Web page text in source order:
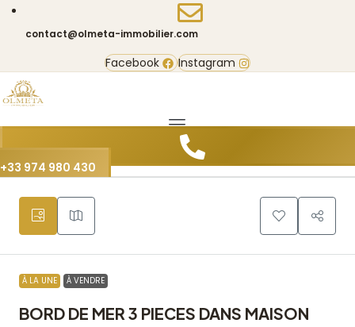
contact@olmeta-immobilier.com
Facebook Instagram
+33 974 980 430
À LA UNE À VENDRE
BORD DE MER 3 PIECES DANS MAISON